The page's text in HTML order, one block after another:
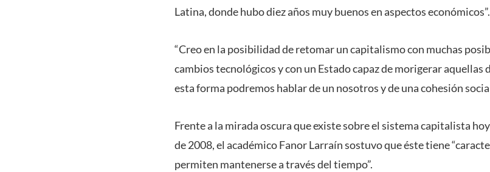
Latina, donde hubo diez años muy buenos en aspectos económicos”.
“Creo en la posibilidad de retomar un capitalismo con muchas
cambios tecnológicos y con un Estado capaz de morigerar aquellas
esta forma podremos hablar de un nosotros y de una cohesión
Frente a la mirada oscura que existe sobre el sistema capitalista
de 2008, el académico Fanor Larraín sostuvo que éste tiene
permiten mantenerse a través del tiempo”.